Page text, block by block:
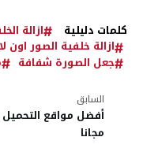
كلمات دليلية ازالة
ازالة خلفية الصور اون
جعل الصورة شفافة
السابق
مجانا